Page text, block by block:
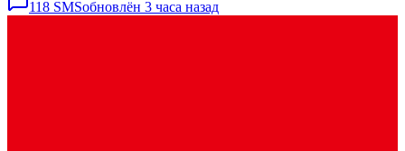
118 SMSобновлён 3 часа назад